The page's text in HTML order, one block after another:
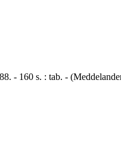
- 160 s. : tab. -